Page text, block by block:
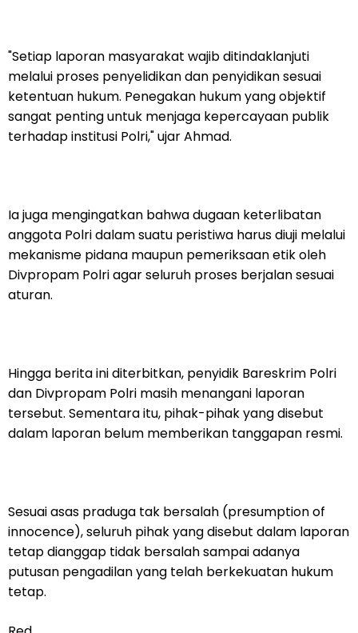
"Setiap laporan masyarakat wajib ditindaklanjuti
melalui proses penyelidikan dan penyidikan sesuai
ketentuan hukum. Penegakan hukum yang objektif
sangat penting untuk menjaga kepercayaan publik
terhadap institusi Polri," ujar Ahmad.
Ia juga mengingatkan bahwa dugaan keterlibatan
anggota Polri dalam suatu peristiwa harus diuji melalui
mekanisme pidana maupun pemeriksaan etik oleh
Divpropam Polri agar seluruh proses berjalan sesuai
aturan.
Hingga berita ini diterbitkan, penyidik Bareskrim Polri
dan Divpropam Polri masih menangani laporan
tersebut. Sementara itu, pihak-pihak yang disebut
dalam laporan belum memberikan tanggapan resmi.
Sesuai asas praduga tak bersalah (presumption of
innocence), seluruh pihak yang disebut dalam laporan
tetap dianggap tidak bersalah sampai adanya
putusan pengadilan yang telah berkekuatan hukum
tetap.